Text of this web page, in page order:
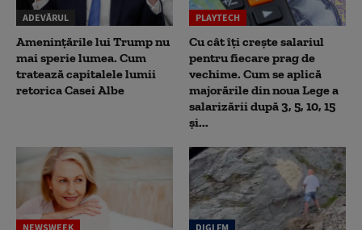
ADEVĂRUL
Amenințările lui Trump nu
mai sperie lumea. Cum
tratează capitalele lumii
retorica Casei Albe
PLAYTECH
Cu cât îți crește salariul
pentru fiecare prag de
vechime. Cum se aplică
majorările din noua Lege a
salarizării după 3, 5, 10, 15
și...
NEWSWEEK DIGI FM